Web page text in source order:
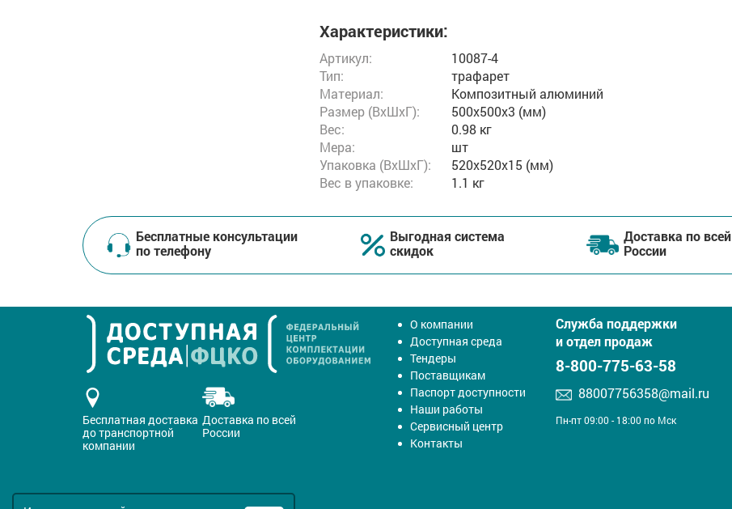
Характеристики:
Артикул:
10087-4
Тип:
трафарет
Материал:
Композитный алюминий
Размер (ВxШxГ):
500x500x3 (мм)
Вес:
0.98 кг
Мера:
шт
Упаковка (ВхШхГ):
520x520x15 (мм)
Вес в упаковке:
1.1 кг
Бесплатные консультации
по телефону
Выгодная система
скидок
Доставка по всей
России
Бесплатная доставка
до транспортной
компании
Доставка по всей
России
О компании
Доступная среда
Тендеры
Поставщикам
Паспорт доступности
Наши работы
Сервисный центр
Контакты
Служба поддержки
и отдел продаж
8-800-775-63-58
88007756358@mail.ru
Пн-пт 09:00 - 18:00 по Мск